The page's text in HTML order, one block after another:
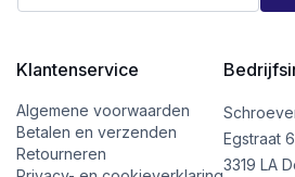
a
E
m
a
i
l
m
lKlantenservice
Algemene voorwaarden
Betalen en verzenden
Retourneren
Egstraat
3319 LA